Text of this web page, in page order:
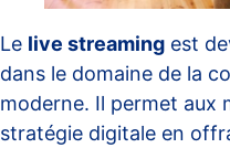
Le live streaming est
dans le domaine de la
moderne. Il permet aux
stratégie digitale en